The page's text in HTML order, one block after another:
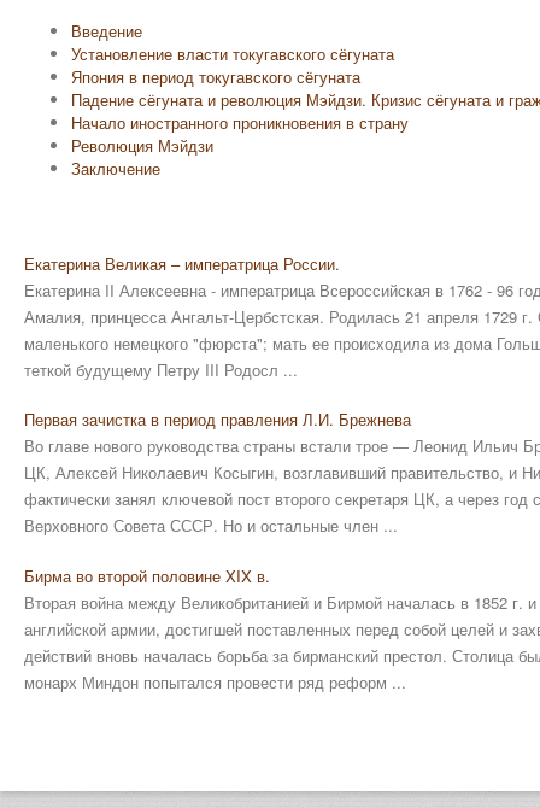
Введение
Установление власти токугавского сёгуната
Япония в период токугавского сёгуната
Падение сёгуната и революция Мэйдзи. Кризис сёгуната и
Начало иностранного проникновения в страну
Революция Мэйдзи
Заключение
Екатерина Великая – императрица России.
Екатерина II Алексеевна - императрица Всероссийская в 1762 - 96
Амалия, принцесса Ангальт-Цербстская. Родилась 21 апреля 1729
маленького немецкого "фюрста"; мать ее происходила из дома
теткой будущему Петру III Родосл ...
Первая зачистка в период правления Л.И. Брежнева
Во главе нового руководства страны встали трое — Леонид Ильич
ЦК, Алексей Николаевич Косыгин, возглавивший правительство, и
фактически занял ключевой пост второго секретаря ЦК, а через
Верховного Совета СССР. Но и остальные член ...
Бирма во второй половине XIX в.
Вторая война между Великобританией и Бирмой началась в 1852 г.
английской армии, достигшей поставленных перед собой целей и
действий вновь началась борьба за бирманский престол. Столица
монарх Миндон попытался провести ряд реформ ...